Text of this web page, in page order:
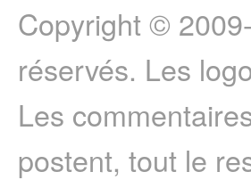
Copyright ©
réservés. Les
Les
postent, tout le